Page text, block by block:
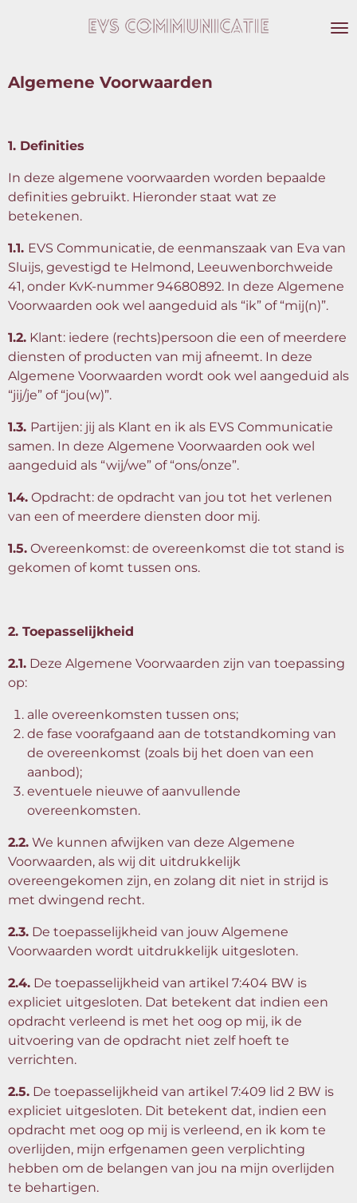
de
hoofdinhoud
Algemene Voorwaarden
1. Definities
In deze algemene voorwaarden worden bepaalde
definities gebruikt. Hieronder staat wat ze
betekenen.
1.1. EVS Communicatie, de eenmanszaak van Eva van
Sluijs, gevestigd te Helmond, Leeuwenborchweide
41, onder KvK-nummer 94680892. In deze Algemene
Voorwaarden ook wel aangeduid als “ik” of “mij(n)”.
1.2. Klant: iedere (rechts)persoon die een of meerdere
diensten of producten van mij afneemt. In deze
Algemene Voorwaarden wordt ook wel aangeduid als
“jij/je” of “jou(w)”.
1.3. Partijen: jij als Klant en ik als EVS Communicatie
samen. In deze Algemene Voorwaarden ook wel
aangeduid als “wij/we” of “ons/onze”.
1.4. Opdracht: de opdracht van jou tot het verlenen
van een of meerdere diensten door mij.
1.5. Overeenkomst: de overeenkomst die tot stand is
gekomen of komt tussen ons.
2. Toepasselijkheid
2.1. Deze Algemene Voorwaarden zijn van toepassing
op:
alle overeenkomsten tussen ons;
de fase voorafgaand aan de totstandkoming van
de overeenkomst (zoals bij het doen van een
aanbod);
eventuele nieuwe of aanvullende
overeenkomsten.
2.2. We kunnen afwijken van deze Algemene
Voorwaarden, als wij dit uitdrukkelijk
overeengekomen zijn, en zolang dit niet in strijd is
met dwingend recht.
2.3. De toepasselijkheid van jouw Algemene
Voorwaarden wordt uitdrukkelijk uitgesloten.
2.4. De toepasselijkheid van artikel 7:404 BW is
expliciet uitgesloten. Dat betekent dat indien een
opdracht verleend is met het oog op mij, ik de
uitvoering van de opdracht niet zelf hoeft te
verrichten.
2.5. De toepasselijkheid van artikel 7:409 lid 2 BW is
expliciet uitgesloten. Dit betekent dat, indien een
opdracht met oog op mij is verleend, en ik kom te
overlijden, mijn erfgenamen geen verplichting
hebben om de belangen van jou na mijn overlijden
te behartigen.